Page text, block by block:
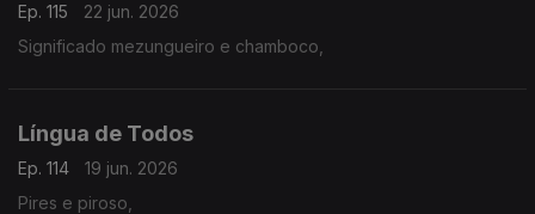
Ep. 115
22 jun. 2026
Significado mezungueiro e chamboco,
Língua de Todos
Ep. 114
19 jun. 2026
Pires e piroso,